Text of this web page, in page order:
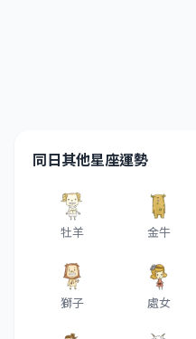
同日其他星座運勢
牡羊 金牛
獅子 處女